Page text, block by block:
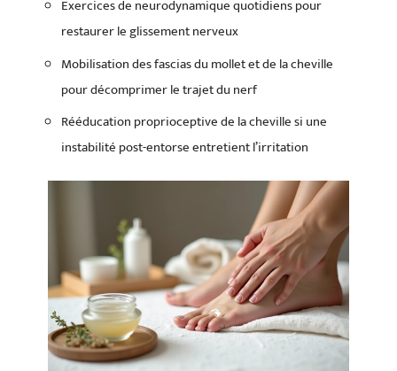
Exercices de neurodynamique quotidiens pour
restaurer le glissement nerveux
Mobilisation des fascias du mollet et de la cheville
pour décomprimer le trajet du nerf
Rééducation proprioceptive de la cheville si une
instabilité post-entorse entretient l’irritation